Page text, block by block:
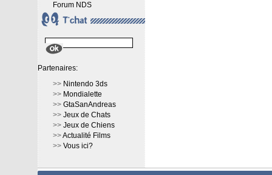
Forum NDS
Partenaires:
>> Nintendo 3ds
>> Mondialette
>> GtaSanAndreas
>> Jeux de Chats
>> Jeux de Chiens
>>Actualité Films
>> Vous ici?